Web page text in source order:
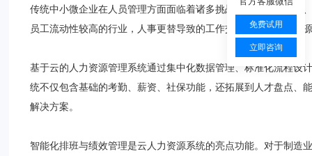
传统中小微企业在人员管理方面面临着诸多挑战：招聘效率低下
员工流动性较高的行业，人事更替导致的工作交接不畅、客户资
基于云的人力资源管理系统通过集中化数据管理、标准化流程设
统不仅包含基础的考勤、薪资、社保功能，还拓展到人才盘点、
解决方案。
智能化排班与绩效管理是云人力资源系统的亮点功能。对于制造
免费试用
立即咨询